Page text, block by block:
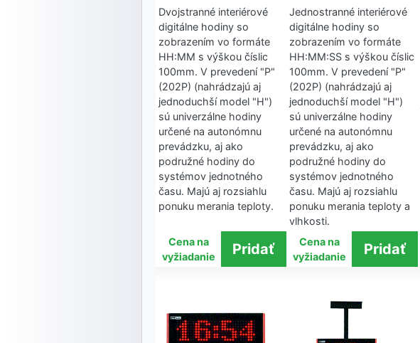
Dvojstranné interiérové
digitálne hodiny so
zobrazením vo formáte
HH:MM s výškou číslic
100mm. V prevedení "P"
(202P) (nahrádzajú aj
jednoduchší model "H")
sú univerzálne hodiny
určené na autonómnu
prevádzku, aj ako
podružné hodiny do
systémov jednotného
času. Majú aj rozsiahlu
ponuku merania teploty.
Cena na
vyžiadanie
Jednostranné interiérové
digitálne hodiny so
zobrazením vo formáte
HH:MM:SS s výškou číslic
100mm. V prevedení "P"
(202P) (nahrádzajú aj
jednoduchší model "H")
sú univerzálne hodiny
určené na autonómnu
prevádzku, aj ako
podružné hodiny do
systémov jednotného
času. Majú aj rozsiahlu
ponuku merania teploty a
vlhkosti.
Cena na
vyžiadanie